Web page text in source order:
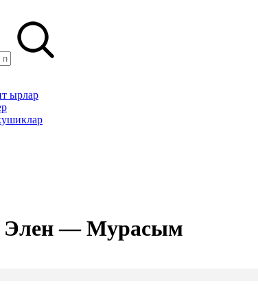
ырлар
Элен — Мурасым